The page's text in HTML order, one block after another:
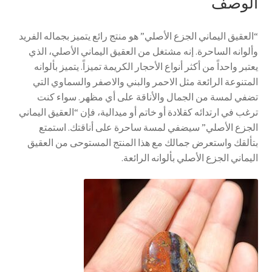
“العقيق اليماني الجزع الأصلي” هو منتج رائع يتميز بجماله الفريد
وألوانه الساحرة. إنه مشتغل من العقيق اليماني الأصلي، الذي
يعتبر واحداً من أكثر أنواع الأحجار الكريمة تميزاً. يتميز بألوانه
المتنوعة الرائعة مثل الاحمر والبني والاصفر والسماوي التي
تضفي لمسة من الجمال والأناقة على أي مظهر. سواء كنت
ترغب في ارتدائه كقلادة أو خاتم أو ميدالية، فإن “العقيق اليماني
الجزع الأصلي” سيضفي لمسة ساحرة على أناقتك. استمتع
بتألقك واستعرض جمالك مع هذا المنتج المستوحى من العقيق
اليماني الجزع الأصلي بألوانه الرائعة.